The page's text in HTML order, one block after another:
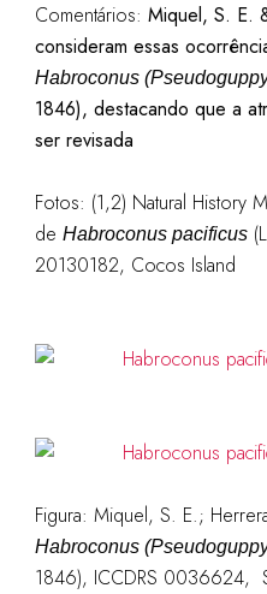
Comentários: Miquel, S. E.
consideram essas
Habroconus
1846), destacando que a
ser revisada
Fotos: (1,2) Natural History
de Habroconus pacificus
20130182, Cocos Island
Figura: Miquel, S. E.;
Habroconus
1846), ICCDRS 0036624,